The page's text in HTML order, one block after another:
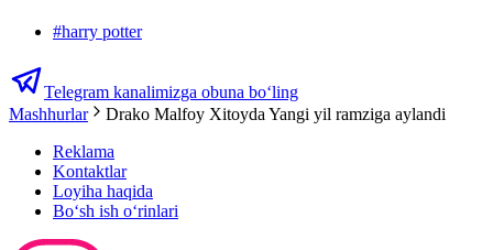
#harry potter
Telegram kanalimizga obuna bo‘ling
Mashhurlar
Drako Malfoy Xitoyda Yangi yil ramziga aylandi
Reklama
Kontaktlar
Loyiha haqida
Bo‘sh ish o‘rinlari